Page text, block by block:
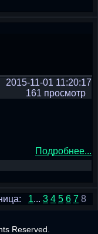
2015-11-01 11:20:17
161 просмотр
Подробнее...
1... 3 4 5 6 7 8
Reserved.